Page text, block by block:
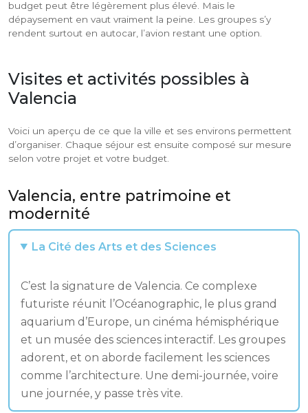
budget peut être légèrement plus élevé. Mais le
dépaysement en vaut vraiment la peine. Les groupes s’y
rendent surtout en autocar, l’avion restant une option.
Visites et activités possibles à
Valencia
Voici un aperçu de ce que la ville et ses environs permettent
d’organiser. Chaque séjour est ensuite composé sur mesure
selon votre projet et votre budget.
Valencia, entre patrimoine et
modernité
La Cité des Arts et des Sciences
C’est la signature de Valencia. Ce complexe
futuriste réunit l’Océanographic, le plus grand
aquarium d’Europe, un cinéma hémisphérique
et un musée des sciences interactif. Les groupes
adorent, et on aborde facilement les sciences
comme l’architecture. Une demi-journée, voire
une journée, y passe très vite.